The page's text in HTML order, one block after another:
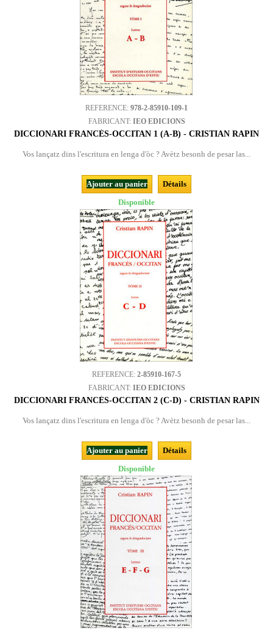
REFERENCE: 978-2-85910-109-1
FABRICANT: IEO EDICIONS
DICCIONARI FRANCÉS-OCCITAN 1 (A-B) - CRISTIAN RAPIN
Vos lançatz dins l'escritura en lenga d'òc ? Avètz besonh de pesar las...
Ajouter au panier
Détails
Disponible
REFERENCE: 2-85910-167-5
FABRICANT: IEO EDICIONS
DICCIONARI FRANCÉS-OCCITAN 2 (C-D) - CRISTIAN RAPIN
Vos lançatz dins l'escritura en lenga d'òc ? Avètz besonh de pesar las...
Ajouter au panier
Détails
Disponible